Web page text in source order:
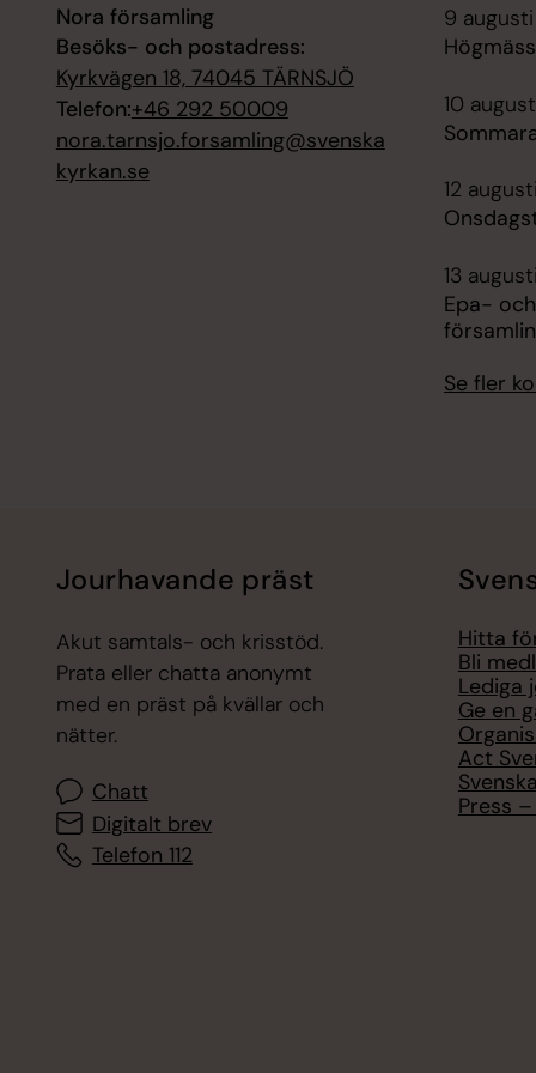
Nora församling
Besöks- och postadress:
Kyrkvägen 18, 74045 TÄRNSJÖ
Telefon:+46 292 50009
nora.tarnsjo.forsamling@svenska
kyrkan.se
9 augusti
10
12
13
Epa-
Se fler
Jourhavande präst
Akut samtals- och krisstöd.
Prata eller chatta anonymt
med en präst på kvällar och
nätter.
Chatt
Digitalt brev
Telefon 112
Hitta
Bli
Lediga
Ge en
Act
Press